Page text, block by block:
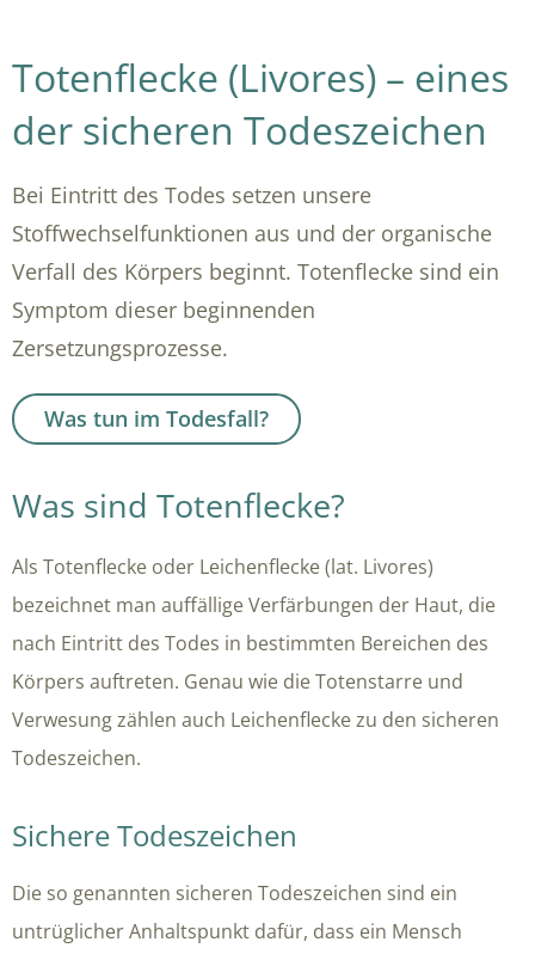
Totenflecke (Livores) – eines
der sicheren Todeszeichen
Bei Eintritt des Todes setzen unsere
Stoffwechselfunktionen aus und der organische
Verfall des Körpers beginnt. Totenflecke sind ein
Symptom dieser beginnenden
Zersetzungsprozesse.
Was tun im Todesfall?
Was sind Totenflecke?
Als Totenflecke oder Leichenflecke (lat. Livores)
bezeichnet man auffällige Verfärbungen der Haut, die
nach Eintritt des Todes in bestimmten Bereichen des
Körpers auftreten. Genau wie die Totenstarre und
Verwesung zählen auch Leichenflecke zu den sicheren
Todeszeichen.
Sichere Todeszeichen
Die so genannten sicheren Todeszeichen sind ein
untrüglicher Anhaltspunkt dafür, dass ein Mensch